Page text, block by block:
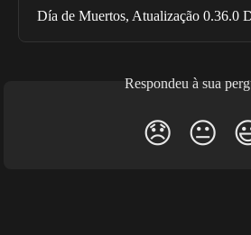
Día de Muertos, Atualização 0.36.0
Respondeu à sua
😞 😐